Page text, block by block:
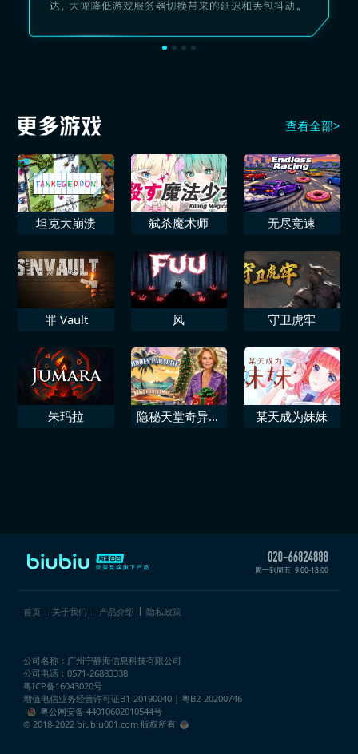
查看全部>
坦克大崩溃 弑杀魔术师 无尽竞速
罪 Vault 风 守卫虎牢
朱玛拉
隐秘天堂奇异果
某天成为妹妹
周一到周五 9:00-18:00
首页 关于我们 产品介绍 隐私政策
公司名称：广州宁静海信息科技有限公司
公司电话：0571-26883338
粤ICP备16043020号
增值电信业务经营许可证B1-20190040 | 粤B2-20200746
粤公网安备 44010602010544号
© 2018-2022 biubiu001.com 版权所有